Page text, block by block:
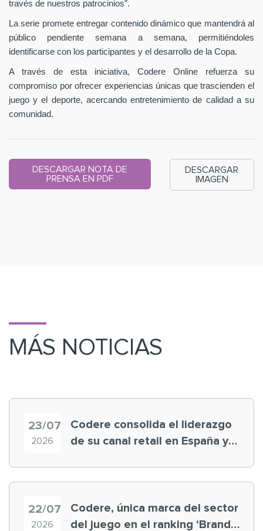
través de nuestros patrocinios”.
La serie promete entregar contenido dinámico que mantendrá al
público pendiente semana a semana, permitiéndoles
identificarse con los participantes y el desarrollo de la Copa.
A través de esta iniciativa, Codere Online refuerza su
compromiso por ofrecer experiencias únicas que trascienden el
juego y el deporte, acercando entretenimiento de calidad a su
comunidad.
DESCARGAR NOTA DE
PRENSA EN PDF
DESCARGAR
IMAGEN
MÁS NOTICIAS
23/07
2026
Codere consolida el liderazgo
de su canal retail en España y
22/07
2026
Codere, única marca del sector
del juego en el ranking ‘Brand